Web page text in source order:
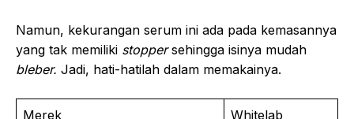
Namun, kekurangan serum ini ada pada kemasannya
yang tak memiliki stoppersehingga isinya mudah
bleber. Jadi, hati-hatilah dalam memakainya.
Merek Whitelab